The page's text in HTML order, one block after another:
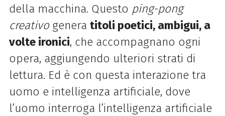
della macchina. Questo ping-pong
creativogenera titoli poetici, ambigui, a
volte ironici, che accompagnano ogni
opera, aggiungendo ulteriori strati di
lettura. Ed è con questa interazione tra
uomo e intelligenza artificiale, dove
l’uomo interroga l’intelligenza artificiale